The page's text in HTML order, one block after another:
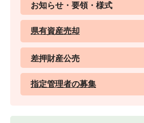
お知らせ・要領・様式
県有資産売却
差押財産公売
指定管理者の募集